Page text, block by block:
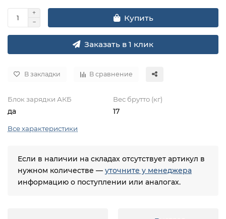
Купить
Заказать в 1 клик
В закладки В сравнение
Блок зарядки АКБ
да
Вес брутто (кг)
17
Все характеристики
Если в наличии на складах отсутствует артикул в
нужном количестве — уточните у менеджера
информацию о поступлении или аналогах.